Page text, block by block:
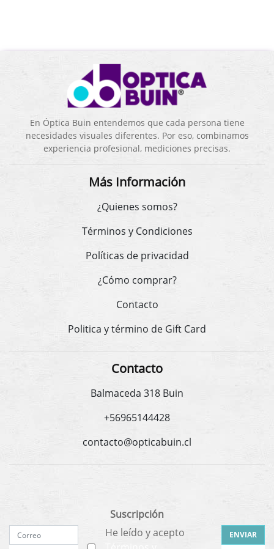
En Óptica Buin entendemos que cada persona tiene
necesidades visuales diferentes. Por eso, combinamos
experiencia profesional, mediciones precisas.
Más Información
¿Quienes somos?
Términos y Condiciones
Políticas de privacidad
¿Cómo comprar?
Contacto
Politica y término de Gift Card
Contacto
Balmaceda 318 Buin
+56965144428
contacto@opticabuin.cl
Suscripción
He leído y acepto
ENVIAR